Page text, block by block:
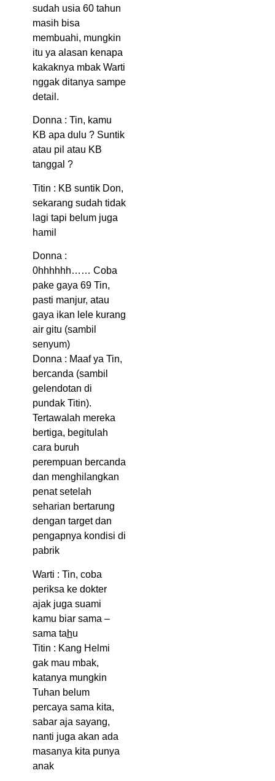
sudah usia 60 tahun
masih bisa
membuahi, mungkin
itu ya alasan kenapa
kakaknya mbak Warti
nggak ditanya sampe
detail.
Donna : Tin, kamu
KB apa dulu ? Suntik
atau pil atau KB
tanggal ?
Titin : KB suntik Don,
sekarang sudah tidak
lagi tapi belum juga
hamil
Donna :
0hhhhhh…… Coba
pake gaya 69 Tin,
pasti manjur, atau
gaya ikan lele kurang
air gitu (sambil
senyum)
Donna : Maaf ya Tin,
bercanda (sambil
gelendotan di
pundak Titin).
Tertawalah mereka
bertiga, begitulah
cara buruh
perempuan bercanda
dan menghilangkan
penat setelah
seharian bertarung
dengan target dan
pengapnya kondisi di
pabrik
Warti : Tin, coba
periksa ke dokter
ajak juga suami
kamu biar sama –
sama tahu
Titin : Kang Helmi
gak mau mbak,
katanya mungkin
Tuhan belum
percaya sama kita,
sabar aja sayang,
nanti juga akan ada
masanya kita punya
anak